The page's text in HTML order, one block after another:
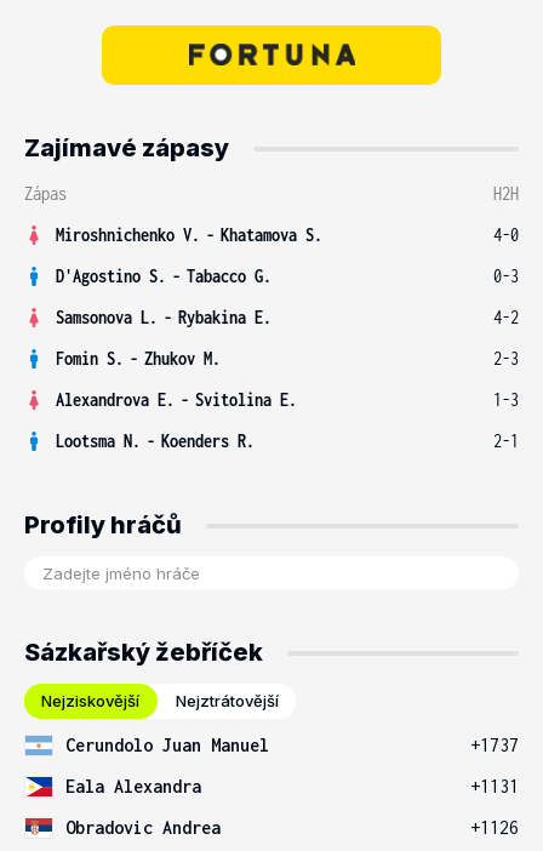
Zajímavé zápasy
Zápas
H2H
Miroshnichenko V. - Khatamova S.
4-0
D'Agostino S. - Tabacco G.
0-3
Samsonova L. - Rybakina E.
4-2
Fomin S. - Zhukov M.
2-3
Alexandrova E. - Svitolina E.
1-3
Lootsma N. - Koenders R. 2-1
Profily hráčů
Sázkařský žebříček
Nejziskovější Nejztrátovější
Cerundolo Juan Manuel
+1737
Eala Alexandra
+1131
Obradovic Andrea
+1126